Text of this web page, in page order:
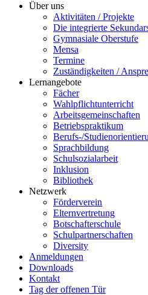
Über uns
Aktivitäten / Projekte
Die integrierte
Gymnasiale Oberstufe
Mensa
Termine
Zuständigkeiten /
Lernangebote
Fächer
Wahlpflichtunterricht
Arbeitsgemeinschaften
Betriebspraktikum
Berufs-/
Sprachbildung
Schulsozialarbeit
Inklusion
Bibliothek
Netzwerk
Förderverein
Elternvertretung
Botschafterschule
Schulpartnerschaften
Diversity
Anmeldungen
Downloads
Kontakt
Tag der offenen Tür